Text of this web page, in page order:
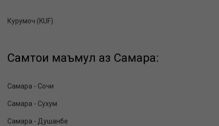
Курумоч (KUF)
Самтҳои маъмул аз Самара:
Самара - Сочи
Самара - Сухум
Самара - Душанбе